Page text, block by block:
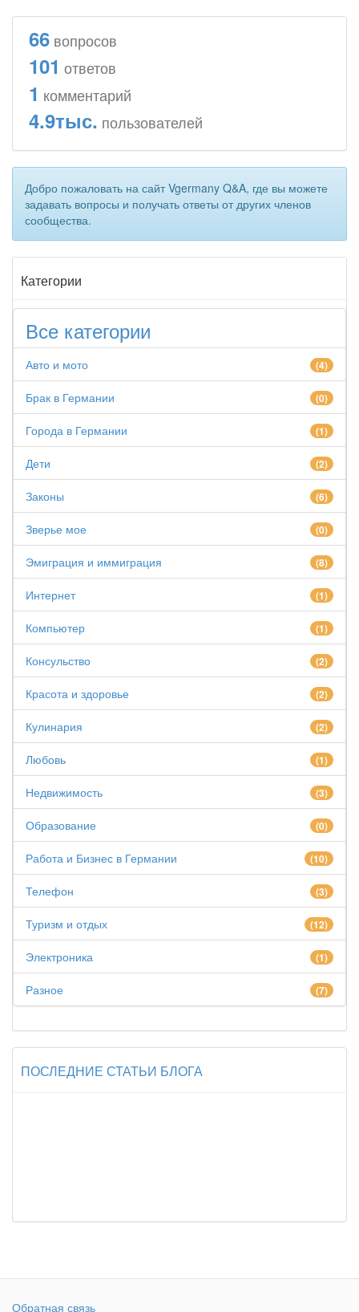
66 вопросов
101 ответов
1 комментарий
4.9тыс. пользователей
Добро пожаловать на сайт Vgermany Q&A, где вы можете
задавать вопросы и получать ответы от других членов
сообщества.
Категории
Все категории
Авто и мото (4)
Брак в Германии (0)
Города в Германии (1)
Дети (2)
Законы (6)
Зверье мое (0)
Эмиграция и иммиграция (8)
Интернет (1)
Компьютер (1)
Консульство (2)
Красота и здоровье (2)
Кулинария (2)
Любовь (1)
Недвижимость (3)
Образование (0)
Работа и Бизнес в Германии (10)
Телефон (3)
Туризм и отдых (12)
Электроника (1)
Разное (7)
ПОСЛЕДНИЕ СТАТЬИ БЛОГА
Обратная связь